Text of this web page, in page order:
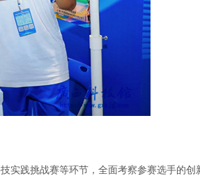
践挑战赛等环节，全面考察参赛选手的创